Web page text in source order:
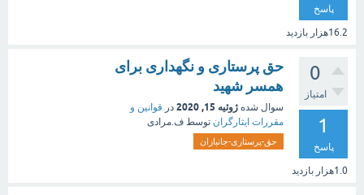
پاسخ
16.2هزار بازدید
0
امتیاز
1
پاسخ
1.0هزار بازدید
حق پرستاری و نگهداری برای
همسر شهید
سوال شده ژوئیه 15, 2020 در قوانین و
مقررات ایثارگران توسط ف.مرادی
حق-پرستاری-جانبازان